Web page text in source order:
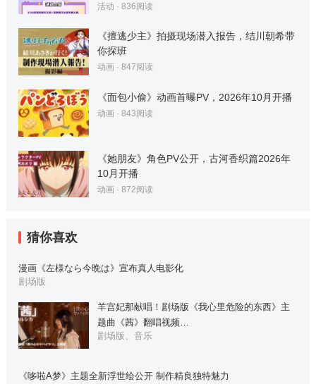
活动 · 836阅读
《擅逃少主》拍摄现场潜入报告，结川朝希带
你探班
动画· 847阅读
《面包小偷》动画首曝PV，2026年10月开播
动画· 843阅读
《她朋友》角色PV公开，古河香织篇2026年
10月开播
动画· 872阅读
猜你喜欢
漫画《左様なら今晩は》宣布真人电影化
剧场版
羊宫妃那献唱！剧场版《我心里危险的东西》主
题曲《茜》翻唱视频…
剧场版、音乐
《哆啦A梦》主题全新浮世绘公开 制作精良独特魅力